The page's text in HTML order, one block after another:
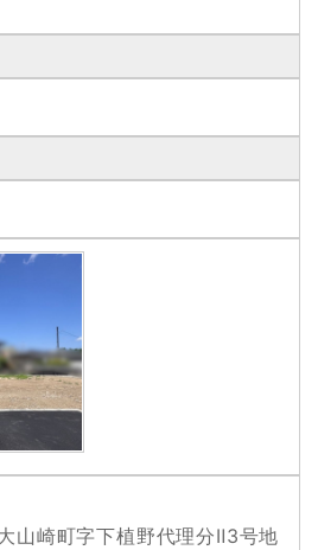
山崎町字下植野代理分Ⅱ3号地